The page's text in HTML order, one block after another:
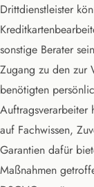
Drittdienstleister
sonstige Berater
Zugang zu den zur
benötigten
Auftragsverarbeiter
auf Fachwissen,
Garantien dafür
Maßnahmen